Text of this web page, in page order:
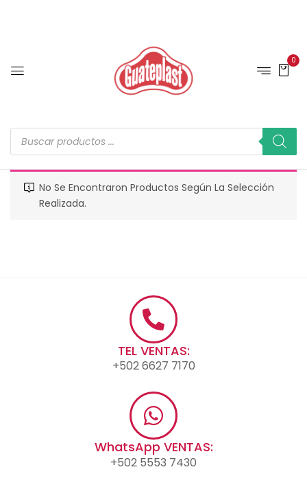
0
No Se Encontraron Productos Según La Selección
Realizada.
TEL VENTAS:
+502 6627 7170
WhatsApp VENTAS:
+502 5553 7430